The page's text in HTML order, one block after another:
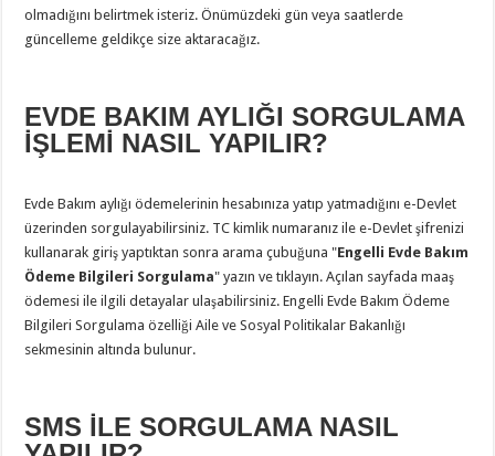
olmadığını belirtmek isteriz. Önümüzdeki gün veya saatlerde
güncelleme geldikçe size aktaracağız.
EVDE BAKIM AYLIĞI SORGULAMA
İŞLEMİ NASIL YAPILIR?
Evde Bakım aylığı ödemelerinin hesabınıza yatıp yatmadığını e-Devlet
üzerinden sorgulayabilirsiniz. TC kimlik numaranız ile e-Devlet şifrenizi
kullanarak giriş yaptıktan sonra arama çubuğuna "Engelli Evde Bakım
Ödeme Bilgileri Sorgulama" yazın ve tıklayın. Açılan sayfada maaş
ödemesi ile ilgili detayalar ulaşabilirsiniz. Engelli Evde Bakım Ödeme
Bilgileri Sorgulama özelliği Aile ve Sosyal Politikalar Bakanlığı
sekmesinin altında bulunur.
SMS İLE SORGULAMA NASIL